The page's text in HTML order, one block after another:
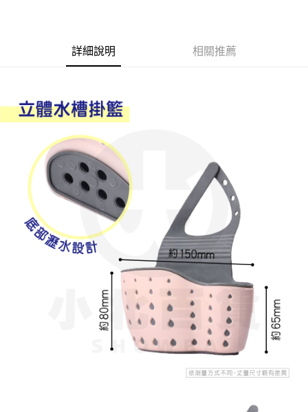
Google Pay
AFTEE先享後付
相關說明
【關於「AFTEE先享後付」】
AFTEE先享後付是「在收到商品之後才付款」的支付方式。 讓您購物簡單
便利好安心！
１．簡單：不需註冊會員、不需綁卡、不需儲值。
２．便利：只要手機號碼，簡訊認證，即可結帳。
３．安心：先確認商品／服務後，再付款。
【「AFTEE先享後付」結帳流程】
１．於結帳方式選擇「AFTEE先享後付」後，將跳轉至「AFTEE先享後付」
結帳頁面，進行簡訊認證並確認金額後，即可完成結帳。
２．訂單成立數日內，您將收到繳費通知簡訊。
３．收到繳費通知簡訊後14天內，點擊此簡訊中的連結，可透過四大超商／
ATM／網路銀行／等多元方式進行付款，方視為交易完成。
※ 請注意：結帳手續完成當下不需立刻繳費，但若您需要取消訂單，請聯絡
購買商品的店家。未經商家同意取消之訂單仍視為有效，需透過AFTEE先享
是否繳費成功／繳費後需取消欲退款等相關疑問，請聯繫「AFTEE先享後付
ATM付款
運送方式
全家取貨付款
每筆NT$60，滿NT$599(含以上)免運費
每筆NT$60，滿NT$599(含以上)免運費
每筆NT$60，滿NT$599(含以上)免運費
詳細說明 相關推薦